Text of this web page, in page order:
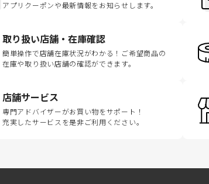
アプリクーポンや最新情報をお知らせします。
取り扱い店舗・在庫確認
簡単操作で店舗在庫状況がわかる！ご希望商品の
在庫や取り扱い店舗の確認ができます。
店舗サービス
専門アドバイザーがお買い物をサポート！
充実したサービスを是非ご利用ください。